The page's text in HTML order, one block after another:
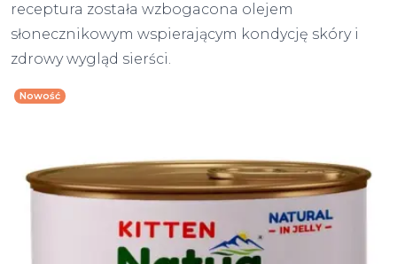
receptura została wzbogacona olejem
słonecznikowym wspierającym kondycję skóry i
zdrowy wygląd sierści.
Nowość